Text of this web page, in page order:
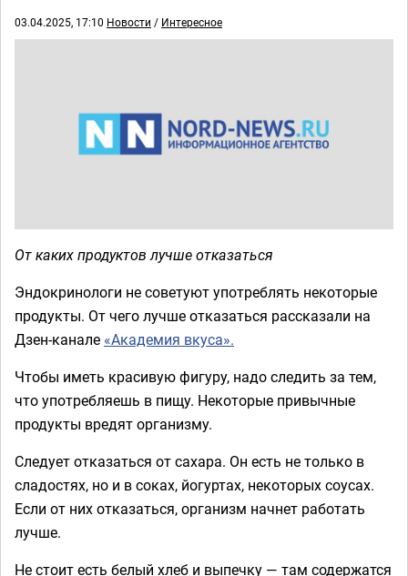
03.04.2025, 17:10 Новости / Интересное
От каких продуктов лучше отказаться
Эндокринологи не советуют употреблять некоторые
продукты. От чего лучше отказаться рассказали на
Дзен-канале «Академия вкуса».
Чтобы иметь красивую фигуру, надо следить за тем,
что употребляешь в пищу. Некоторые привычные
продукты вредят организму.
Следует отказаться от сахара. Он есть не только в
сладостях, но и в соках, йогуртах, некоторых соусах.
Если от них отказаться, организм начнет работать
лучше.
Не стоит есть белый хлеб и выпечку — там содержатся